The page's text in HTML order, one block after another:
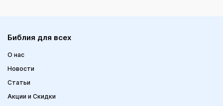
Библия для всех
О нас
Новости
Статьи
Акции и Скидки